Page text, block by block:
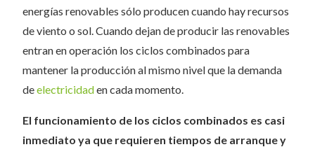
energías renovables sólo producen cuando hay recursos
de viento o sol. Cuando dejan de producir las renovables
entran en operación los ciclos combinados para
mantener la producción al mismo nivel que la demanda
deelectricidaden cada momento.
El funcionamiento de los ciclos combinados es casi
inmediato ya que requieren tiempos de arranque y